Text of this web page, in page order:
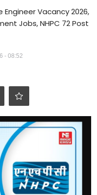
Engineer Vacancy 2026,
Jobs, NHPC 72 Post
- 08:52